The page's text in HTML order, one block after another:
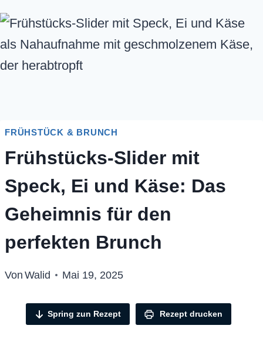
FRÜHSTÜCK & BRUNCH
Frühstücks-Slider mit
Speck, Ei und Käse: Das
Geheimnis für den
perfekten Brunch
Von Walid Mai 19, 2025
Spring zun Rezept Rezept drucken